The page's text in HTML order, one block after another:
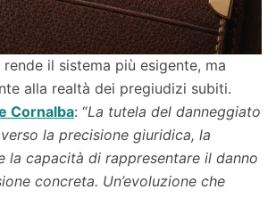
il sistema più esigente, ma
alla realtà dei pregiudizi subiti.
Cornalba: “La tutela del danneggiato
la precisione giuridica, la
la capacità di rappresentare il danno
concreta. Un’evoluzione che